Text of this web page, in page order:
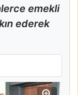
emekli
ederek
Adliyelere Koştu